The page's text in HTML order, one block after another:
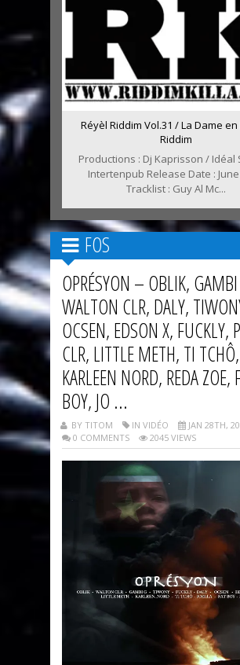
Réyèl Riddim Vol.31 / La Dame en
Riddim
Productions : Dj Kaprisson / Idéal
Intertenpub Release Date :
Tracklist : Guy Al Mc...
FOS
OPRÉSYON – OBLIK,
WALTON CLR, DALY,
OCSEN, EDSON X, FUCKLY,
CLR, LITTLE METH, TI TCHÔ,
KARLEEN NORD, REDA ZOE,
BOY, JO ...
BY TITOM IN VIDÉO
JAN 28TH,
0 COMMENTS
2045 VIEWS